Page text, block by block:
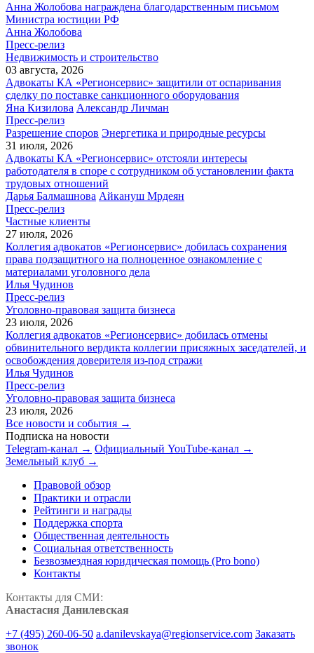
Анна Жолобова награждена благодарственным письмом
Министра юстиции РФ
Анна Жолобова
Пресс-релиз
Недвижимость и строительство
03 августа, 2026
Адвокаты КА «Регионсервис» защитили от оспаривания
сделку по поставке санкционного оборудования
Яна Кизилова Александр Личман
Пресс-релиз
Разрешение споров Энергетика и природные ресурсы
31 июля, 2026
Адвокаты КА «Регионсервис» отстояли интересы
работодателя в споре с сотрудником об установлении факта
трудовых отношений
Дарья Балмашнова Айкануш Мрдеян
Пресс-релиз
Частные клиенты
27 июля, 2026
Коллегия адвокатов «Регионсервис» добилась сохранения
права подзащитного на полноценное ознакомление с
материалами уголовного дела
Илья Чудинов
Пресс-релиз
Уголовно-правовая защита бизнеса
23 июля, 2026
Коллегия адвокатов «Регионсервис» добилась отмены
обвинительного вердикта коллегии присяжных заседателей, и
освобождения доверителя из-под стражи
Илья Чудинов
Пресс-релиз
Уголовно-правовая защита бизнеса
23 июля, 2026
Все новости и события →
Подписка на новости
Telegram-канал → Официальный YouTube-канал →
Земельный клуб →
Правовой обзор
Практики и отрасли
Рейтинги и награды
Поддержка спорта
Общественная деятельность
Социальная ответственность
Безвозмездная юридическая помощь (Pro bono)
Контакты
Контакты для СМИ:
Анастасия Данилевская
+7 (495) 260-06-50 a.danilevskaya@regionservice.com Заказать
звонок